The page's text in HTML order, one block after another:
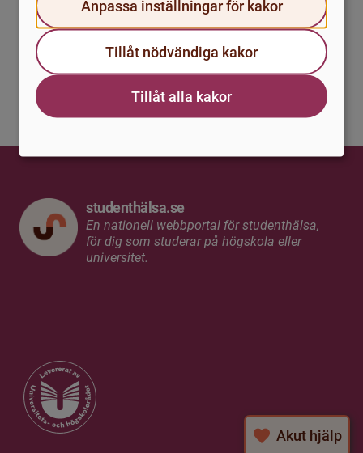
Försök att släppa tankarna på allt annat
medan du gör övningen. Rikta hela ditt fokus
mot andetagen, på att räkna dem och på att
notera hur det känns.
Akut hjälp
studenthälsa.se
En nationell webbportal för studenthälsa,
för dig som studerar på högskola eller
universitet.
Anpassa inställningar för kakor
Tillåt nödvändiga kakor
Tillåt alla kakor